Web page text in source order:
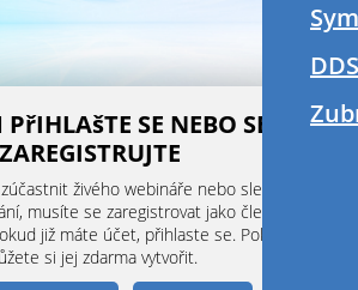
SE NEBO SE
ZAREGISTRUJTE
živého webináře nebo sledovat
musíte se zaregistrovat jako člen této
již máte účet, přihlaste se. Pokud ne,
si jej zdarma vytvořit.